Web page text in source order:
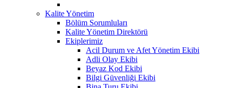
Kalite Yönetim
Bölüm Sorumluları
Kalite Yönetim Direktörü
Ekiplerimiz
Acil Durum ve Afet Yönetim Ekibi
Adli Olay Ekibi
Beyaz Kod Ekibi
Bilgi Güvenliği Ekibi